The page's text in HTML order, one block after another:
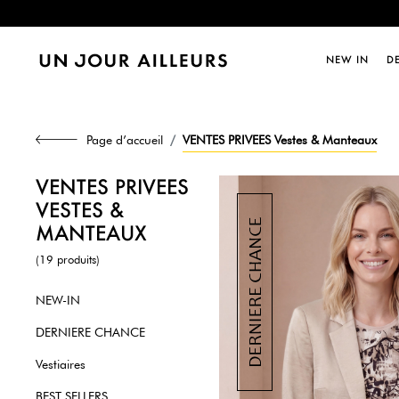
NEW IN
Page d’accueil VENTES PRIVEES Vestes & Manteaux
VENTES PRIVEES
VESTES &
MANTEAUX
(19 produits)
NEW-IN
DERNIERE CHANCE
Vestiaires